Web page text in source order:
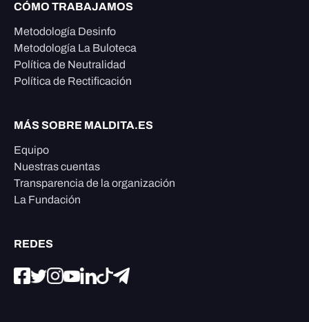
CÓMO TRABAJAMOS
Metodología Desinfo
Metodología La Buloteca
Política de Neutralidad
Política de Rectificación
MÁS SOBRE MALDITA.ES
Equipo
Nuestras cuentas
Transparencia de la organización
La Fundación
REDES